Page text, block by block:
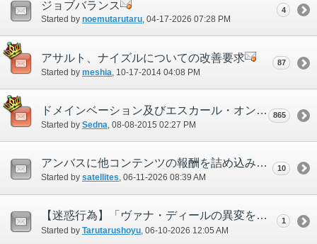
ジョブバランス
Started by noemutarutaru‎, 04-17-2026 07:28 PM
4
アサルト、ナイズルについての改善要求
Started by meshia ‎, 10-17-2014 04:08 PM
87
ドメインベーション及びエスカール・オンのギアスフェット全般について
Started by Sedna‎, 08-08-2015 02:27 PM
865
アンバスに他コンテンツの報酬を詰め込み過ぎではないのか。
Started by satellites‎, 06-11-2026 08:39 AM
10
【迷惑行為】「ヴァナ・ディールの異変を再調査せよ」でのMPKまがいの行為について
Started by Tarutarushoyu ‎, 06-10-2026 12:05 AM
1